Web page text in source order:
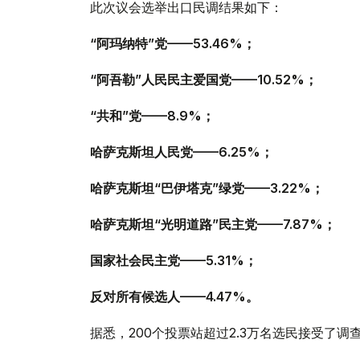
此次议会选举出口民调结果如下：
“阿玛纳特”党——53.46%；
“阿吾勒”人民民主爱国党——10.52%；
“共和”党——8.9%；
哈萨克斯坦人民党——6.25%；
哈萨克斯坦“巴伊塔克”绿党——3.22%；
哈萨克斯坦“光明道路”民主党——7.87%；
国家社会民主党——5.31%；
反对所有候选人——4.47%。
据悉，200个投票站超过2.3万名选民接受了调